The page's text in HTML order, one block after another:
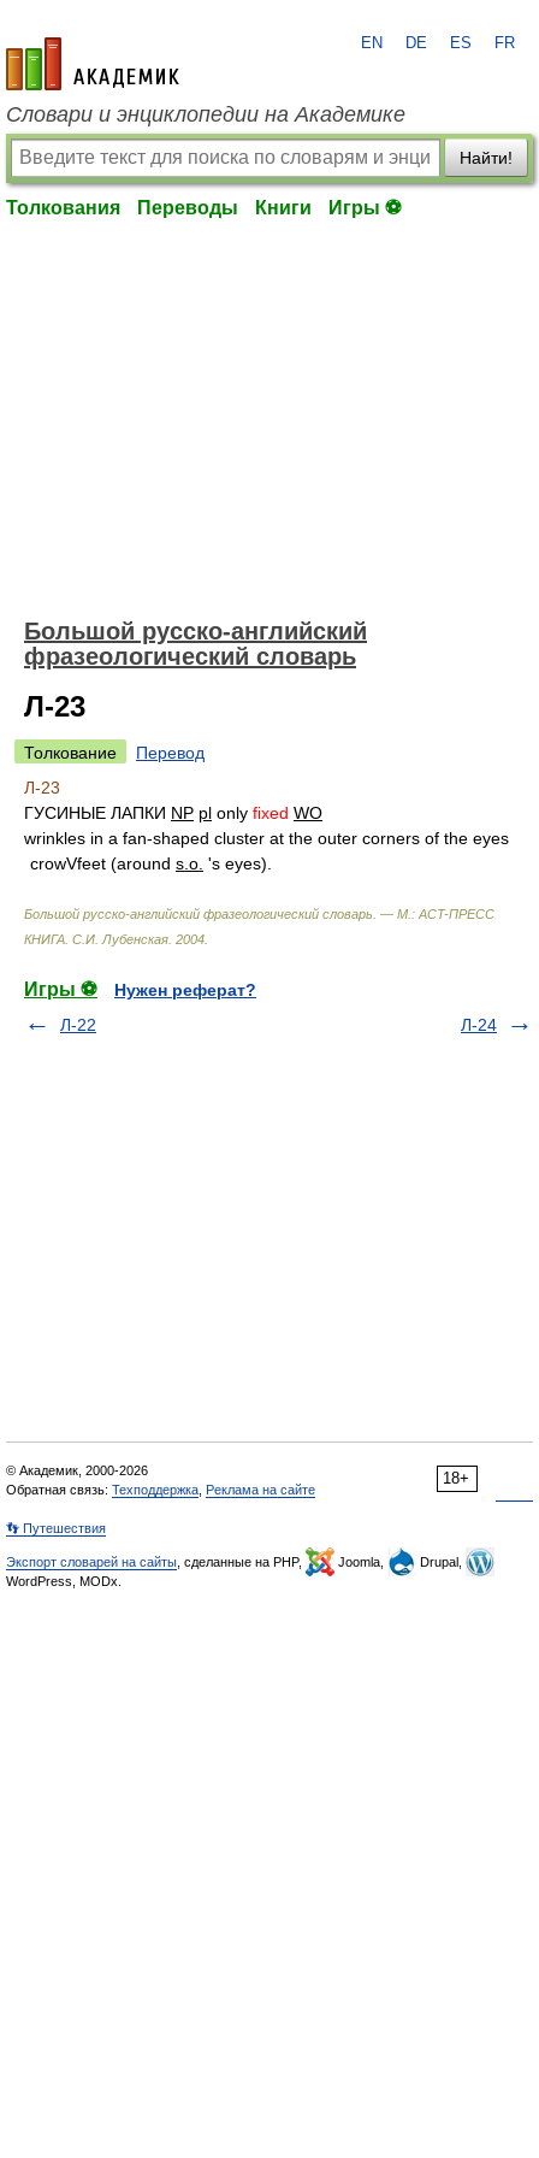
academic.ru
EN DE ES FR
Словари и энциклопедии на Академике
Найти!
Толкования Переводы Книги Игры ⚽
Большой русско-английский
фразеологический словарь
Л-23
Толкование
Перевод
Л-23
ГУСИНЫЕ ЛАПКИ NP pl only fixed WO
wrinkles in a fan-shaped cluster at the outer corners of the eyes
crowVfeet (around s.o. 's eyes).
Большой русско-английский фразеологический словарь. — М.: ACT-ПРЕСС
КНИГА С.И. Лубенская 2004
Игры ⚽
Нужен реферат?
Л-22
Л-24
18+
© Академик, 2000-2026
Обратная связь: Техподдержка Реклама на сайте
👣 Путешествия
Экспорт словарей на сайты , сделанные на PHP, Joomla,
Drupal,
WordPress, MODx.